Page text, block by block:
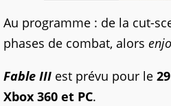
Au programme : de la cut-
phases de combat, alors
Fable III est prévu pour le
Xbox 360 et PC.